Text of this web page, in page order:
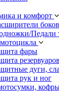
и комфорт
Педали
фары
дуги,
рук и ног